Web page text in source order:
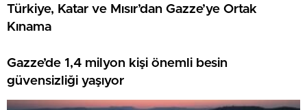
Türkiye, Katar ve Mısır’dan Gazze’ye Ortak
Kınama
Gazze’de 1,4 milyon kişi önemli besin
güvensizliği yaşıyor